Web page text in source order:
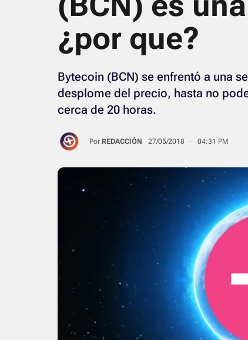
¿por que?
Bytecoin (BCN) se enfrentó a una
desplome del precio, hasta no
cerca de 20 horas.
Por REDACCIÓN 27/05/2018 · 04:31 PM